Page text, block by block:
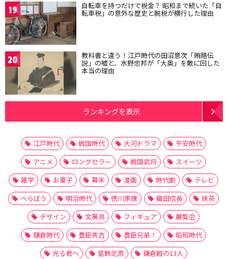
19 自転車を持つだけで税金？ 昭和まで続いた「自
転車税」の意外な歴史と脱税が横行した理由
20 教科書と違う！江戸時代の田沼意次「賄賂伝
説」の嘘と、水野忠邦が「大奥」を敵に回した
本当の理由
ランキングを表示
江戸時代 戦国時代 大河ドラマ
平安時代
アニメ
ロングセラー 戦国武将
スイーツ
雑学
お菓子 幕末 漫画 時代劇
テレビ
べらぼう
明治時代 徳川家康 織田信長
抹茶
デザイン
文房具 フィギュア
展覧会
鎌倉時代
豊臣秀吉 豊臣兄弟！
昭和時代
光る君へ
葛飾北斎 鎌倉殿の13人